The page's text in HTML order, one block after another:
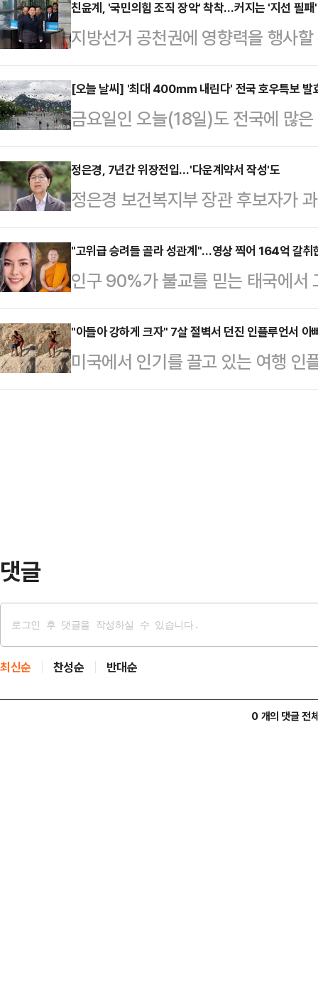
친윤계, '국민의힘 조직 장악' 착착…커지는 '지선 필
지방선거 공천권에 영향력을 행사
친윤계로 분류되는 의원들이 대거
는 목소리가 나온다. 친윤계가 지선
'도로친윤당' 이미지를 줄 수 있어
나 완전 당원 공천제 등 공천 제도
차단해야 한다는 의견을 내고 있다
지 16개 지역의 시도당위원장 선출
는 이번 시도…
[오늘 날씨] '최대 400㎜ 내린다' 전국 호우특보 발
금요일인 오늘(18일)도 전국에 많
하고 많은 비가 내릴 예정이라 주의
지역에 돌풍과 천둥번개를 동반한
다. 남부지방과 제주도의 경우 19
총 예상 강수량은 ▲서울·인천·
▲서해5도 5~20㎜ ▲강원 내륙·
150㎜ 이상) ▲강원 동해안
세종·충남 …
정은경, 7년간 위장전입…'다운계약서 작성'도
정은경 보건복지부 장관 후보자가
됐다. 또 정 후보자의 남편은 한 아
낮춰 작성하는 '다운 계약서'를 작
성동 국민의힘 의원실에 제출한 인
득, 자녀 진학 등을 위해 실제 거주
냐'는 질문에 "과거 결혼 직후 자녀
지가 일치하지 않은 시기가 있었다
1999년 6…
"고위급 승려들 골라 성관계"…영상 찍어 164억 갈
인구 90%가 불교를 믿는 태국에서
맺고 100억원대에 달하는 거액을
사회에 충격을 주고 있다.16일(현
면 태국 경찰은 전날 태국 중부 논
반 여성 위라완 엠사왓을 갈취, 자
"아들아 강하게 크자" 7살 절벽서 던진 인플루언서 아
미국에서 인기를 끌고 있는 여행 인
며 7세 아들을 절벽에서 던지는 모
댓글
최신순 찬성순 반대순
0 개의 댓글 전